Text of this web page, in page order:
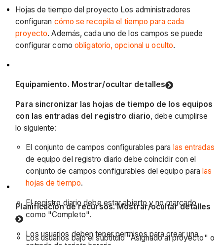
Hojas de tiempo del proyecto Los administradores
configuran cómo se recopila el tiempo para cada
proyecto. Además, cada uno de los campos se puede
configurar como obligatorio, opcional u oculto.
Equipamiento. Mostrar/ocultar detalles
Para sincronizar las hojas de tiempo de los equipos
con las entradas del registro diario, debe cumplirse
lo siguiente:
El conjunto de campos configurables para las entradas
de equipo del registro diario debe coincidir con el
conjunto de campos configurables del equipo para las
hojas de tiempo.
El registro diario debe estar abierto y no marcado
como "Completo".
Los usuarios deben tener permisos para crear una
Planificación de recursos. Mostrar/ocultar detalles
Los usuarios bajo el subtítulo "Asignado al proyecto" o